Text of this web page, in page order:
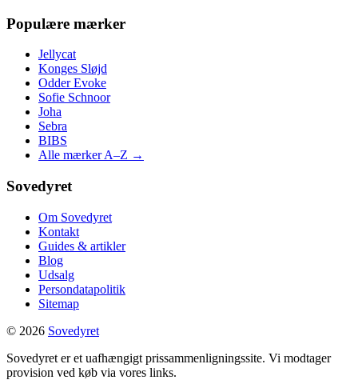
Populære mærker
Jellycat
Konges Sløjd
Odder Evoke
Sofie Schnoor
Joha
Sebra
BIBS
Alle mærker A–Z →
Sovedyret
Om Sovedyret
Kontakt
Guides & artikler
Blog
Udsalg
Persondatapolitik
Sitemap
© 2026 Sovedyret
Sovedyret er et uafhængigt prissammenligningssite. Vi modtager
provision ved køb via vores links.